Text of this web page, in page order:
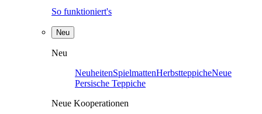
So funktioniert's
Neu
Neu
NeuheitenSpielmattenHerbstteppicheNeue
Persische Teppiche
Neue Kooperationen